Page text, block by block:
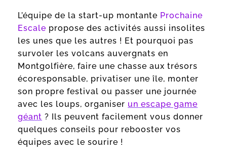
L’équipe de la start-up montante Prochaine
Escale propose des activités aussi insolites
les unes que les autres ! Et pourquoi pas
survoler les volcans auvergnats en
Montgolfière, faire une chasse aux trésors
écoresponsable, privatiser une île, monter
son propre festival ou passer une journée
avec les loups, organiser un escape game
géant ? Ils peuvent facilement vous donner
quelques conseils pour rebooster vos
équipes avec le sourire !